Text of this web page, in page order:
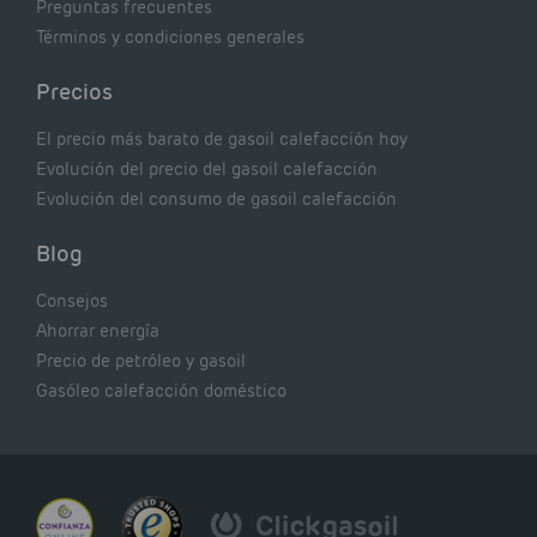
Preguntas frecuentes
Términos y condiciones generales
Precios
El precio más barato de gasoil calefacción hoy
Evolución del precio del gasoil calefacción
Evolución del consumo de gasoil calefacción
Blog
Consejos
Ahorrar energía
Precio de petróleo y gasoil
Gasóleo calefacción doméstico